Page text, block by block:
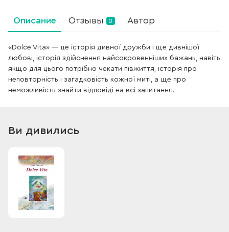
Описание Отзывы 0 Автор
«Dolce Vita» — це історія дивної дружби і ще дивнішої
любові, історія здійснення найсокровенніших бажань, навіть
якщо для цього потрібно чекати півжиття, історія про
неповторність і загадковість кожної миті, а ще про
неможливість знайти відповіді на всі запитання.
Ви дивились